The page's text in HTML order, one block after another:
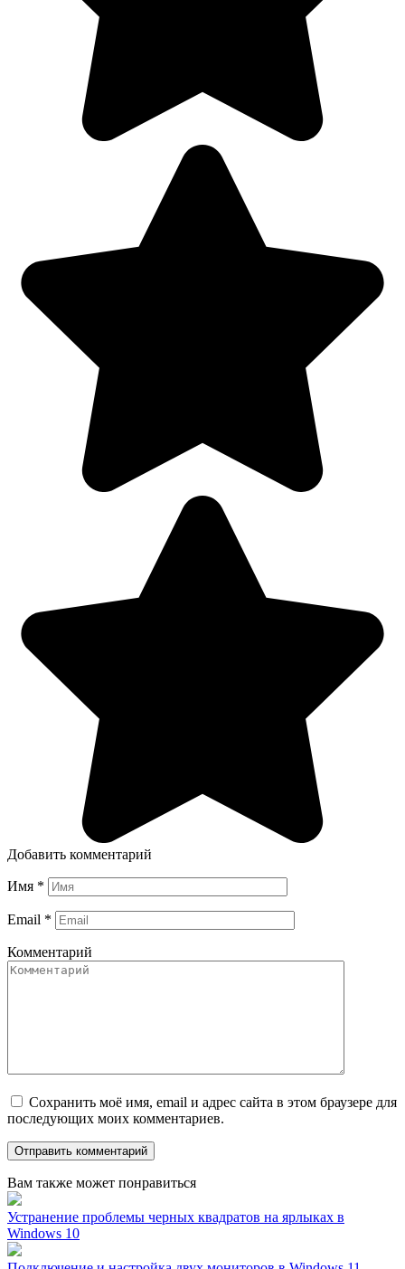
Добавить комментарий
Имя *
Email *
Комментарий
Сохранить моё имя, email и адрес сайта в этом браузере для
последующих моих комментариев.
Вам также может понравиться
Устранение проблемы черных квадратов на ярлыках в
Windows 10